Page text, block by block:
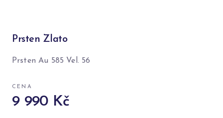
Prsten Zlato
Prsten Au 585 Vel. 56
CENA
9 990 Kč